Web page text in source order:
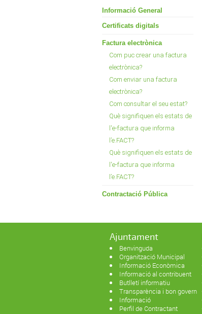
Informació General
Certificats digitals
Factura electrònica
Com puc crear una factura
electrònica?
Com enviar una factura
electrònica?
Com consultar el seu estat?
Què signifiquen els estats de
l'e-factura que informa
l’e.FACT?
Què signifiquen els estats de
l'e-factura que informa
l’e.FACT?
Contractació Pública
Ajuntament
Benvinguda
Organització Municipal
Informació Econòmica
Informació al contribuent
Butlletí informatiu
Transparència i bon govern
Informació
Perfil de Contractant